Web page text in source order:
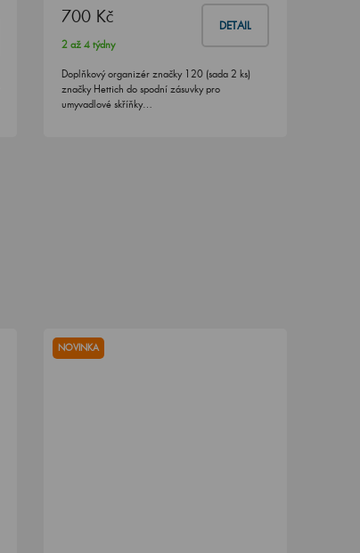
700 Kč DETAIL
2 až 4 týdny
Doplňkový organizér značky 120 (sada 2 ks)
značky Hettich do spodní zásuvky pro
umyvadlové skříňky…
NOVINKA